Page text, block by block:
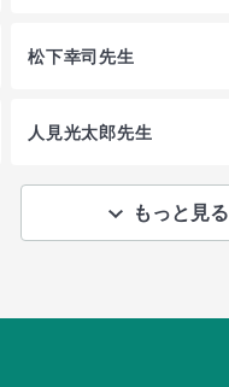
松下幸司先生
人見光太郎先生
もっと見る